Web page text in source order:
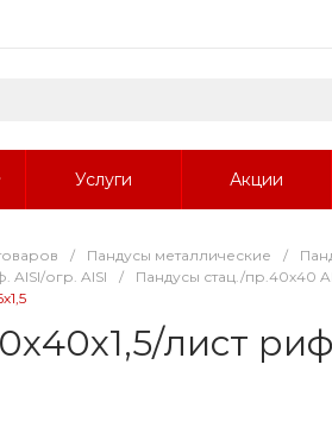
Услуги Акции
/ Пандусы металлические /
AISI/огр. AISI / Пандусы стац./пр.40х40
лист риф.